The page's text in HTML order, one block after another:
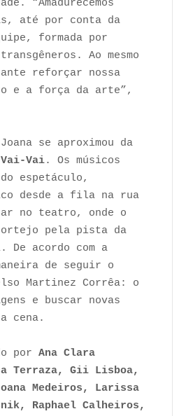
“Amadurecemos
até por conta da
formada por
Ao mesmo
reforçar nossa
e a força da arte”,
se aproximou da
Vai. Os músicos
espetáculo,
desde a fila na rua
no teatro, onde o
pela pista da
De acordo com a
de seguir o
Martinez Corrêa: o
e buscar novas
cena.
por Ana Clara
Terraza, Gii Lisboa,
Medeiros, Larissa
Raphael Calheiros,